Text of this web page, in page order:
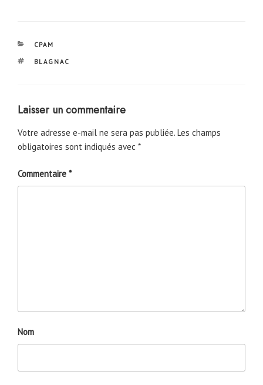
CATÉGORIES
CPAM
ÉTIQUETTES
BLAGNAC
Laisser un commentaire
Votre adresse e-mail ne sera pas publiée. Les champs
obligatoires sont indiqués avec *
Commentaire *
Nom